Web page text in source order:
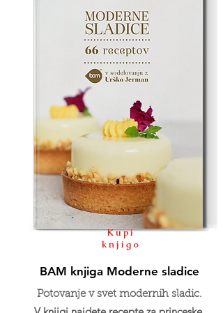
Kupi
knjigo
BAM knjiga Moderne sladice
Potovanje v svet modernih sladic.